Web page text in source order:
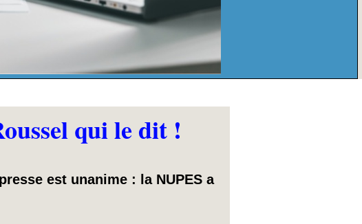
qui le dit !
est unanime : la NUPES a